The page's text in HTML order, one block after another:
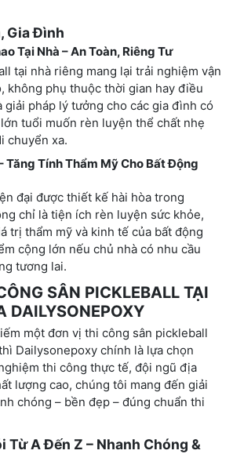
Gia Đình
Tại Nhà – An Toàn, Riêng Tư
tại nhà riêng mang lại trải nghiệm vận
không phụ thuộc thời gian hay điều
pháp lý tưởng cho các gia đình có
tuổi muốn rèn luyện thể chất nhẹ
chuyển xa.
Tăng Tính Thẩm Mỹ Cho Bất Động
đại được thiết kế hài hòa trong
chỉ là tiện ích rèn luyện sức khỏe,
trị thẩm mỹ và kinh tế của bất động
cộng lớn nếu chủ nhà có nhu cầu
tương lai.
SÂN PICKLEBALL TẠI
DAILYSONEPOXY
một đơn vị thi công sân pickleball
Dailysonepoxy chính là lựa chọn
thi công thực tế, đội ngũ địa
lượng cao, chúng tôi mang đến giải
chóng – bền đẹp – đúng chuẩn thi
Từ A Đến Z – Nhanh Chóng &